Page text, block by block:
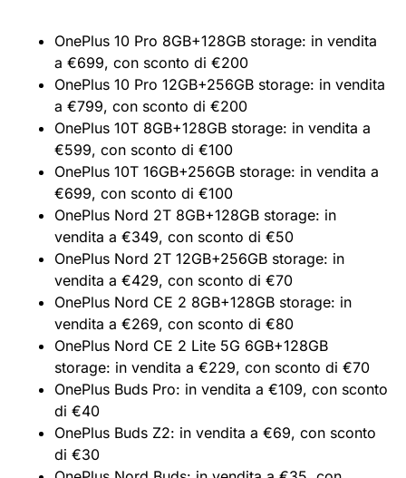
OnePlus 10 Pro 8GB+128GB storage: in vendita
a €699, con sconto di €200
OnePlus 10 Pro 12GB+256GB storage: in vendita
a €799, con sconto di €200
OnePlus 10T 8GB+128GB storage: in vendita a
€599, con sconto di €100
OnePlus 10T 16GB+256GB storage: in vendita a
€699, con sconto di €100
OnePlus Nord 2T 8GB+128GB storage: in
vendita a €349, con sconto di €50
OnePlus Nord 2T 12GB+256GB storage: in
vendita a €429, con sconto di €70
OnePlus Nord CE 2 8GB+128GB storage: in
vendita a €269, con sconto di €80
OnePlus Nord CE 2 Lite 5G 6GB+128GB
storage: in vendita a €229, con sconto di €70
OnePlus Buds Pro: in vendita a €109, con sconto
di €40
OnePlus Buds Z2: in vendita a €69, con sconto
di €30